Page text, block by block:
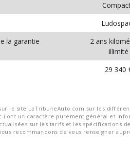
la garantie
2 ans
illimité
29 340
le site LaTribuneAuto.com sur les
ont un caractère purement général et
sur les tarifs et les spécifications
recommandons de vous renseigner